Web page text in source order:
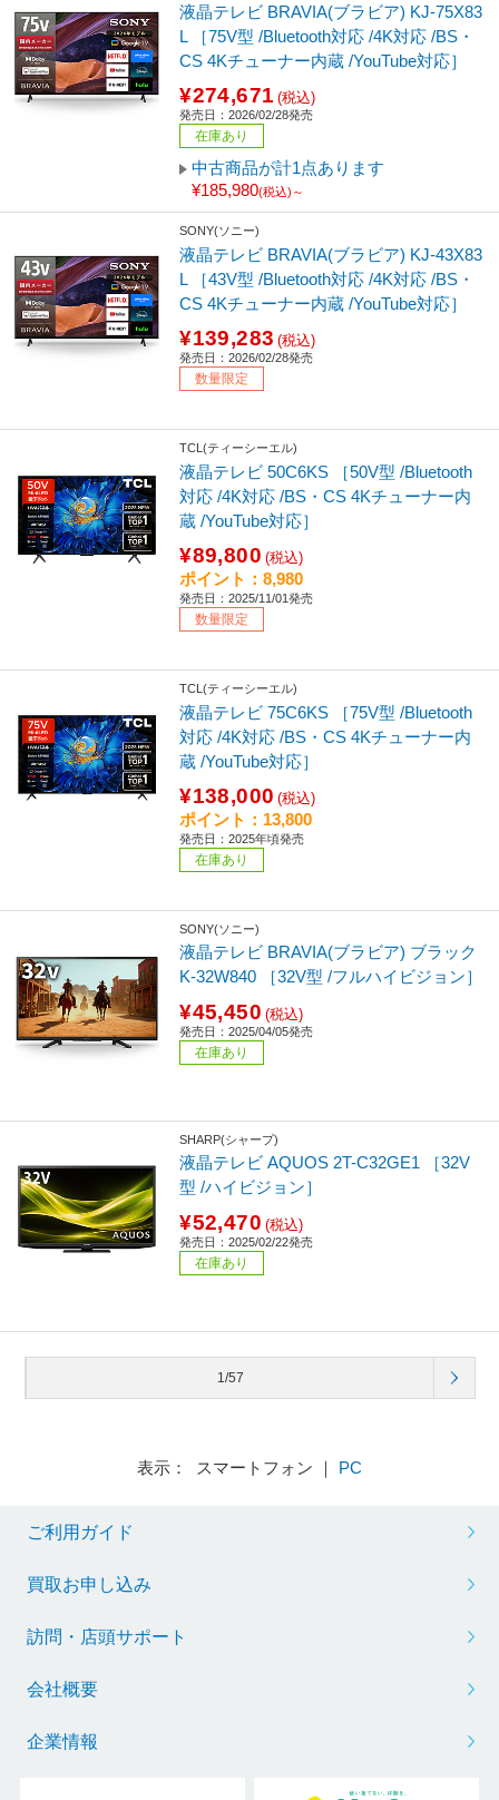
液晶テレビ BRAVIA(ブラビア) KJ-75X83
L ［75V型 /Bluetooth対応 /4K対応 /BS・
CS 4Kチューナー内蔵 /YouTube対応］
¥274,671 (税込)
発売日：2026/02/28発売
在庫あり
中古商品が計1点あります
¥185,980(税込)～
SONY(ソニー)
液晶テレビ BRAVIA(ブラビア) KJ-43X83
L ［43V型 /Bluetooth対応 /4K対応 /BS・
CS 4Kチューナー内蔵 /YouTube対応］
¥139,283 (税込)
発売日：2026/02/28発売
数量限定
TCL(ティーシーエル)
液晶テレビ 50C6KS ［50V型 /Bluetooth
対応 /4K対応 /BS・CS 4Kチューナー内
蔵 /YouTube対応］
¥89,800 (税込)
ポイント：8,980
発売日：2025/11/01発売
数量限定
TCL(ティーシーエル)
液晶テレビ 75C6KS ［75V型 /Bluetooth
対応 /4K対応 /BS・CS 4Kチューナー内
蔵 /YouTube対応］
¥138,000 (税込)
ポイント：13,800
発売日：2025年頃発売
在庫あり
SONY(ソニー)
液晶テレビ BRAVIA(ブラビア) ブラック
K-32W840 ［32V型 /フルハイビジョン］
¥45,450 (税込)
発売日：2025/04/05発売
在庫あり
SHARP(シャープ)
液晶テレビ AQUOS 2T-C32GE1 ［32V
型 /ハイビジョン］
¥52,470 (税込)
発売日：2025/02/22発売
在庫あり
1/57
表示： スマートフォン ｜ PC
ご利用ガイド
買取お申し込み
訪問・店頭サポート
会社概要
企業情報